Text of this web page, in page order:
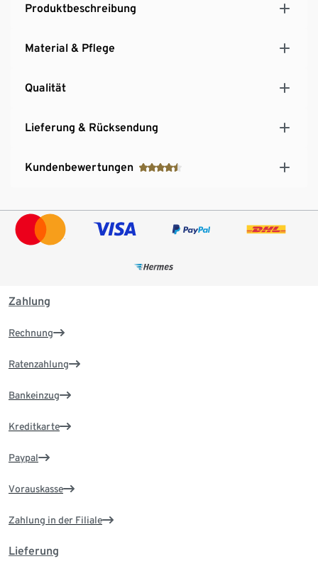
Produktbeschreibung
Material & Pflege
Qualität
Lieferung & Rücksendung
Kundenbewertungen
Zahlung
Rechnung
Ratenzahlung
Bankeinzug
Kreditkarte
Paypal
Vorauskasse
Zahlung in der Filiale
Lieferung